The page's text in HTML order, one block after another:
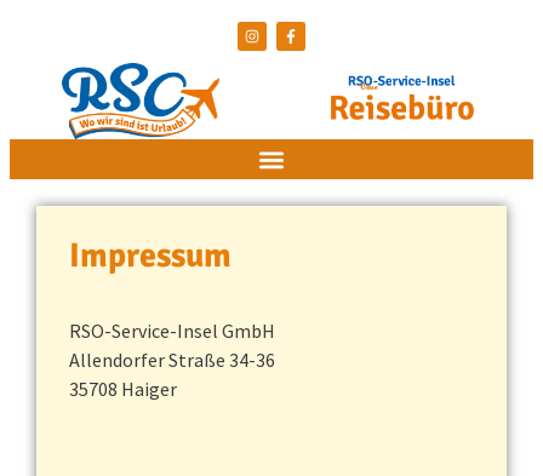
Impressum
RSO-Service-Insel GmbH
Allendorfer Straße 34-36
35708 Haiger